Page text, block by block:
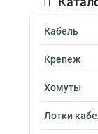
Кабель
Крепеж
Хомуты
Лотки